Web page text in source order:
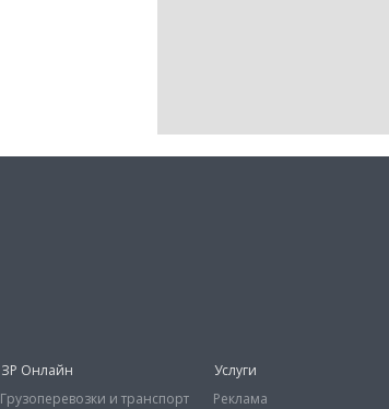
ЗР Онлайн
Грузоперевозки и транспорт
Услуги
Реклама